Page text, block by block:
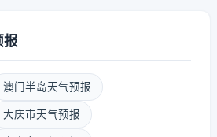
报
澳门半岛天气预报
大庆市天气预报